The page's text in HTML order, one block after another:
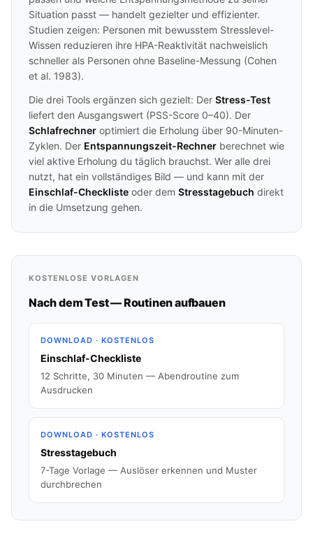
Situation passt — handelt gezielter und effizienter.
Studien zeigen: Personen mit bewusstem Stresslevel-
Wissen reduzieren ihre HPA-Reaktivität nachweislich
schneller als Personen ohne Baseline-Messung (Cohen
et al. 1983).
Die drei Tools ergänzen sich gezielt: Der Stress-Test
liefert den Ausgangswert (PSS-Score 0–40). Der
Schlafrechner optimiert die Erholung über 90-Minuten-
Zyklen. Der Entspannungszeit-Rechner berechnet wie
viel aktive Erholung du täglich brauchst. Wer alle drei
nutzt, hat ein vollständiges Bild — und kann mit der
Einschlaf-Checkliste oder dem Stresstagebuch direkt
in die Umsetzung gehen.
KOSTENLOSE VORLAGEN
Nach dem Test — Routinen aufbauen
DOWNLOAD · KOSTENLOS
Einschlaf-Checkliste
12 Schritte, 30 Minuten — Abendroutine zum
Ausdrucken
DOWNLOAD · KOSTENLOS
Stresstagebuch
7-Tage Vorlage — Auslöser erkennen und Muster
durchbrechen